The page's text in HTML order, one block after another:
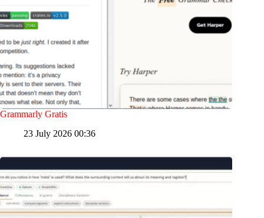
Grammarly Gratis
23 July 2026 00:36